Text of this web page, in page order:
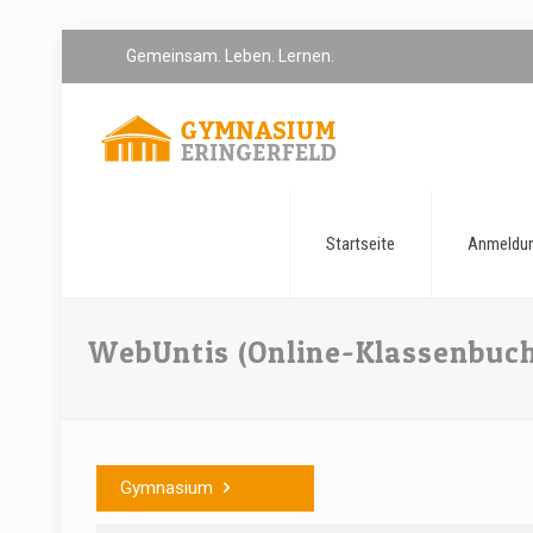
Gemeinsam. Leben. Lernen.
Startseite
WebUntis (Online-
Gymnasium